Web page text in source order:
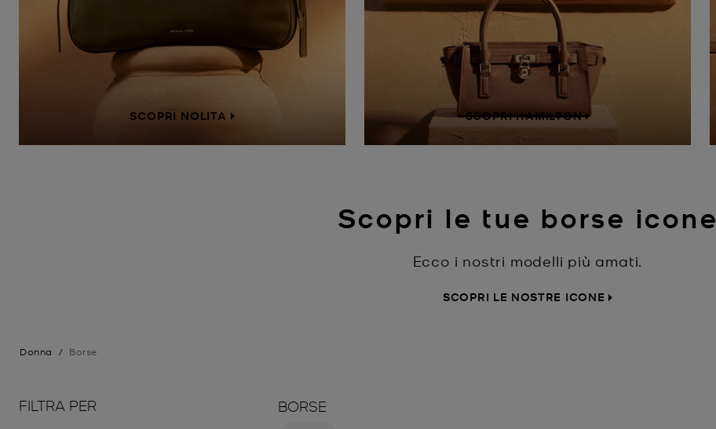
SCOPRI NOLITA SCOPRI HAMILTON
Scopri le tue borse icone
Ecco i nostri modelli più amati.
SCOPRI LE NOSTRE ICONE
Donna / Borse
FILTRA PER BORSE